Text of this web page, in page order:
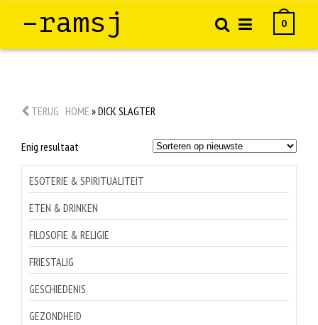
–ramsj 0
TERUG HOME »DICK SLAGTER
Enig resultaat
ESOTERIE & SPIRITUALITEIT
ETEN & DRINKEN
FILOSOFIE & RELIGIE
FRIESTALIG
GESCHIEDENIS
GEZONDHEID